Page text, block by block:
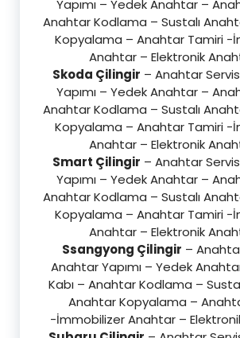
Yapımı – Yedek Anahtar –
Anahtar Kodlama – Sustalı
Kopyalama – Anahtar Tamiri -
Anahtar – Elektronik
Skoda Çilingir – Anahtar
Yapımı – Yedek Anahtar –
Anahtar Kodlama – Sustalı
Kopyalama – Anahtar Tamiri -
Anahtar – Elektronik
Smart Çilingir – Anahtar
Yapımı – Yedek Anahtar –
Anahtar Kodlama – Sustalı
Kopyalama – Anahtar Tamiri -
Anahtar – Elektronik
Ssangyong Çilingir –
Anahtar Yapımı – Yedek
Kabı – Anahtar Kodlama –
Anahtar Kopyalama –
-İmmobilizer Anahtar –